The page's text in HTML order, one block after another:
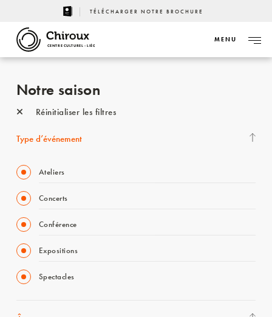
TÉLÉCHARGER NOTRE BROCHURE
CENTRE CULTUREL - LIÈGE
MENU
Notre saison
Réinitialiser les filtres
Type d’événement
Ateliers
Concerts
Conférence
Expositions
Spectacles